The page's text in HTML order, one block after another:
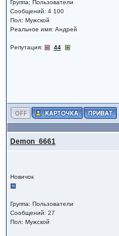
Группа: Пользователи
Сообщений: 4 100
Пол: Мужской
Реальное имя: Андрей
Репутация: 44
Demon_6661
Новичок
Группа: Пользователи
Сообщений: 27
Пол: Мужской